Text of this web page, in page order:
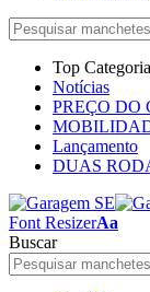
Top
Notícias
PREÇO DO
Lançamento
DUAS
Font ResizerAa
Buscar